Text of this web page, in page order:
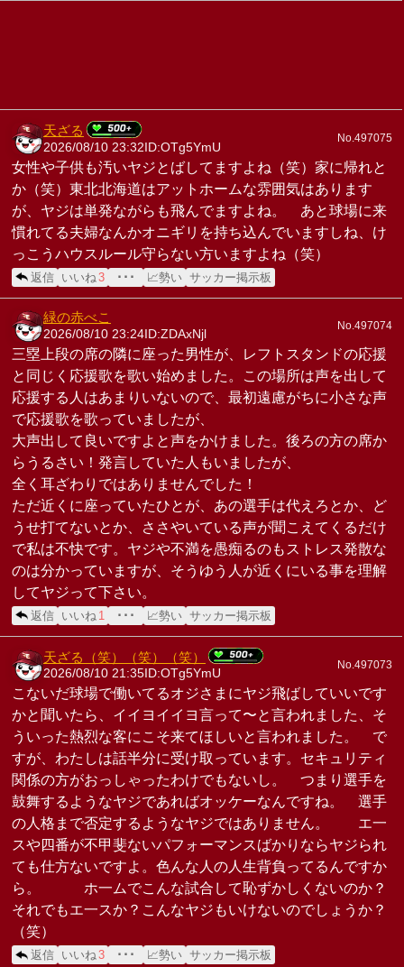
天ざる
2026/08/10 23:32ID:OTg5YmU
No.497075
女性や子供も汚いヤジとばしてますよね（笑）家に帰れと
か（笑）東北北海道はアットホームな雰囲気はあります
が、ヤジは単発ながらも飛んでますよね。 あと球場に来
慣れてる夫婦なんかオニギリを持ち込んでいますしね、け
っこうハウスルール守らない方いますよね（笑）
返信 いいね 3 ･･･ 📈勢い サッカー掲示板
緑の赤べこ
2026/08/10 23:24ID:ZDAxNjl
No.497074
三塁上段の席の隣に座った男性が、レフトスタンドの応援
と同じく応援歌を歌い始めました。この場所は声を出して
応援する人はあまりいないので、最初遠慮がちに小さな声
で応援歌を歌っていましたが、
大声出して良いですよと声をかけました。後ろの方の席か
らうるさい！発言していた人もいましたが、
全く耳ざわりではありませんでした！
ただ近くに座っていたひとが、あの選手は代えろとか、ど
うせ打てないとか、ささやいている声が聞こえてくるだけ
で私は不快です。ヤジや不満を愚痴るのもストレス発散な
のは分かっていますが、そうゆう人が近くにいる事を理解
してヤジって下さい。
返信 いいね 1 ･･･ 📈勢い サッカー掲示板
天ざる（笑）（笑）（笑）
2026/08/10 21:35 ID:OTg5YmU
No.497073
こないだ球場で働いてるオジさまにヤジ飛ばしていいです
かと聞いたら、イイヨイイヨ言って〜と言われました、そ
ういった熱烈な客にこそ来てほしいと言われました。 で
すが、わたしは話半分に受け取っています。セキュリティ
関係の方がおっしゃったわけでもないし。 つまり選手を
鼓舞するようなヤジであればオッケーなんですね。 選手
の人格まで否定するようなヤジではありません。 エ一
スや四番が不甲斐ないパフォーマンスばかりならヤジられ
ても仕方ないですよ。色んな人の人生背負ってるんですか
ら。 ホ一ムでこんな試合して恥ずかしくないのか？
それでもエ一スか？こんなヤジもいけないのでしょうか？
（笑）
返信 いいね3 ･･･ 📈勢い サッカー掲示板